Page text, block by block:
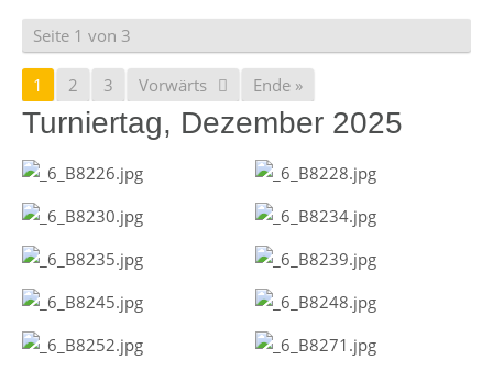
Seite 1 von 3
1 2 3 Vorwärts Ende »
Turniertag, Dezember 2025